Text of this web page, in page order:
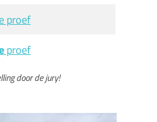
proef
proef
door de jury!